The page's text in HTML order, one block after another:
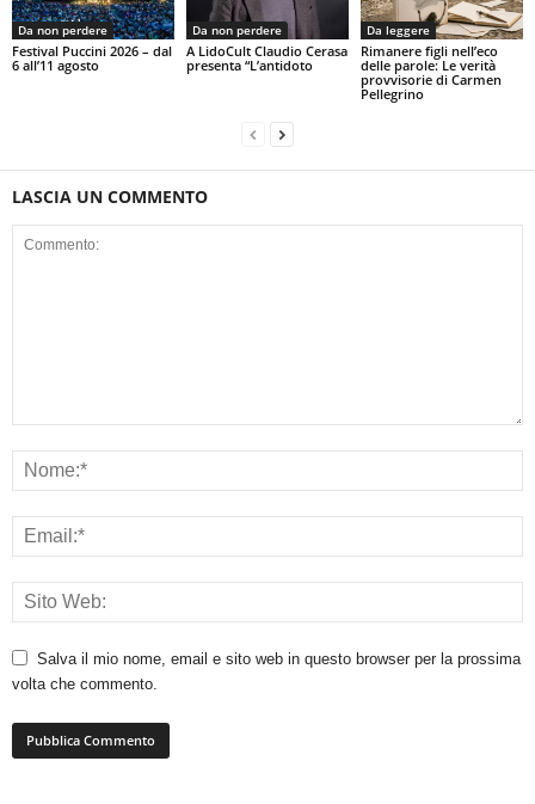
Da non perdere
Festival Puccini 2026 – dal
6 all’11 agosto
Da non perdere
A LidoCult Claudio Cerasa
presenta “L’antidoto
Da leggere
Rimanere figli nell’eco
delle parole: Le verità
provvisorie di Carmen
Pellegrino
LASCIA UN COMMENTO
Salva il mio nome, email e sito web in questo browser per la prossima
volta che commento.